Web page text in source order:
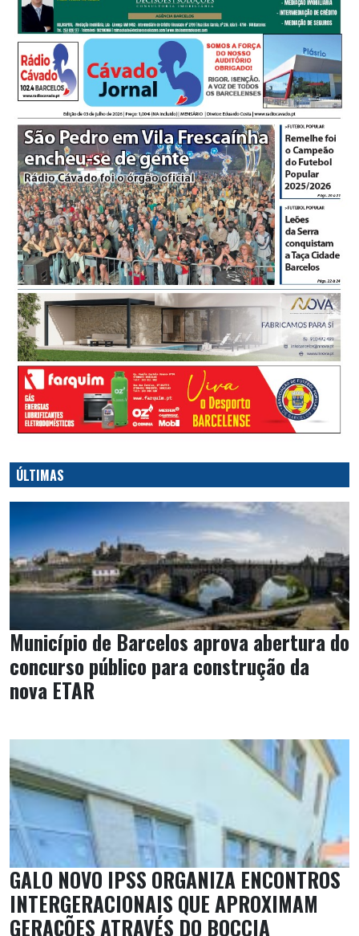
ÚLTIMAS
Município de Barcelos aprova abertura do
concurso público para construção da
nova ETAR
GALO NOVO IPSS ORGANIZA ENCONTROS
INTERGERACIONAIS QUE APROXIMAM
GERAÇÕES ATRAVÉS DO BOCCIA